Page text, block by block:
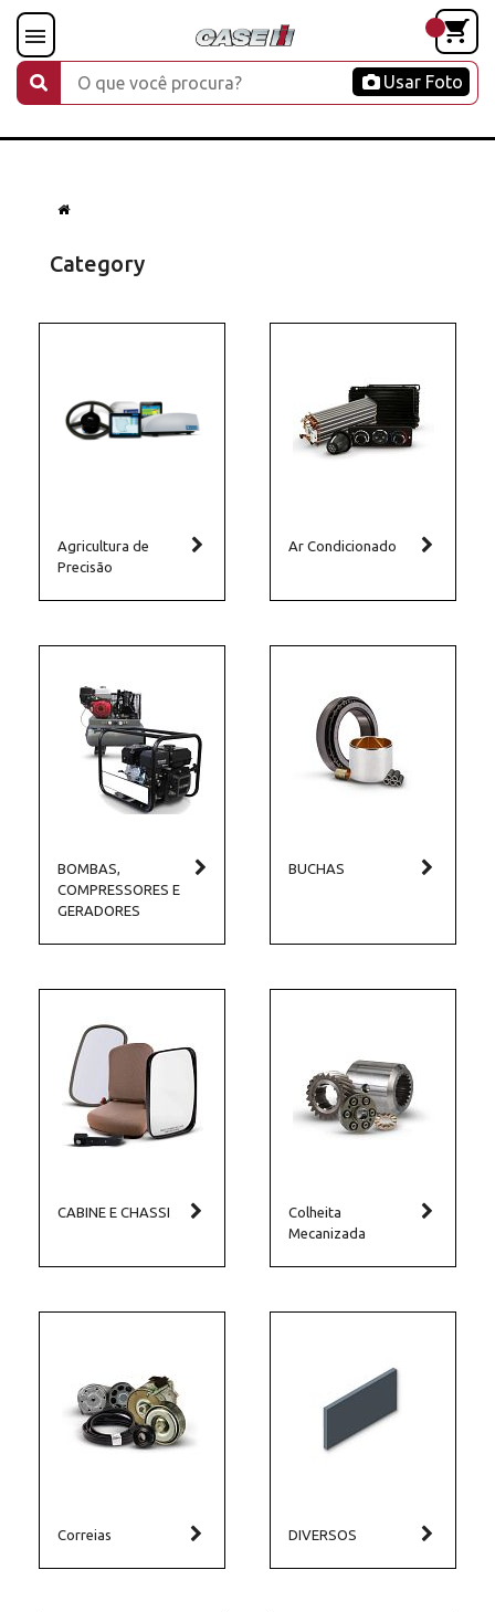
Usar Foto
Category
Agricultura de
Precisão
Ar Condicionado
BOMBAS,
COMPRESSORES E
GERADORES
BUCHAS
CABINE E CHASSI
Colheita
Mecanizada
Correias DIVERSOS